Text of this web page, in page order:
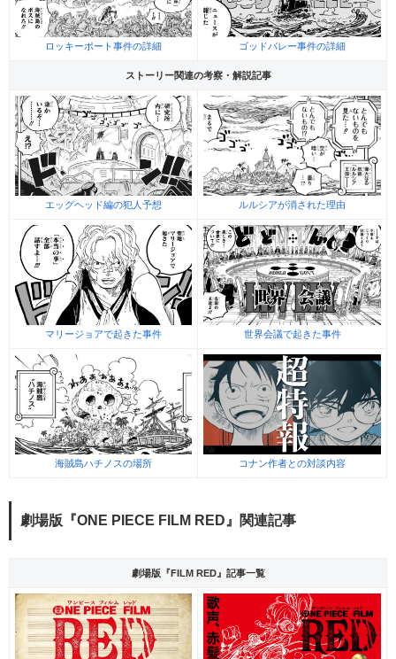
ロッキーポート事件の詳細 ゴッドバレー事件の詳細
ストーリー関連の考察・解説記事
エッグヘッド編の犯人予想 ルルシアが消された理由
マリージョアで起きた事件 世界会議で起きた事件
海賊島ハチノスの場所 コナン作者との対談内容
劇場版『ONE PIECE FILM RED』関連記事
劇場版『FILM RED』記事一覧